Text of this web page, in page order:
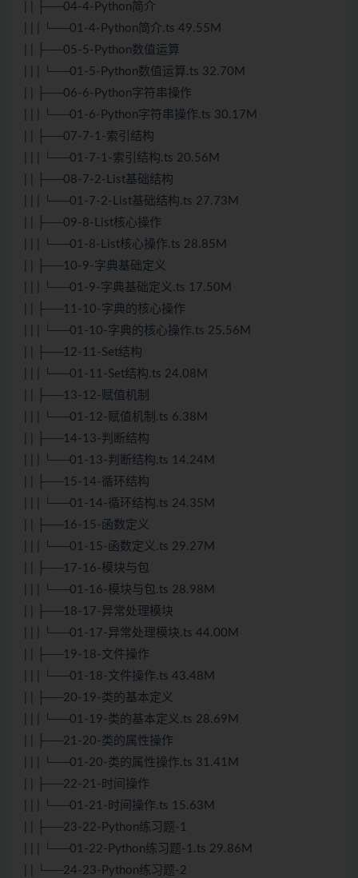
| | ├──04-4-Python简介
| | | └──01-4-Python简介.ts 49.55M
| | ├──05-5-Python数值运算
| | | └──01-5-Python数值运算.ts 32.70M
| | ├──06-6-Python字符串操作
| | | └──01-6-Python字符串操作.ts 30.17M
| | ├──07-7-1-索引结构
| | | └──01-7-1-索引结构.ts 20.56M
| | ├──08-7-2-List基础结构
| | | └──01-7-2-List基础结构.ts 27.73M
| | ├──09-8-List核心操作
| | | └──01-8-List核心操作.ts 28.85M
| | ├──10-9-字典基础定义
| | | └──01-9-字典基础定义.ts 17.50M
| | ├──11-10-字典的核心操作
| | | └──01-10-字典的核心操作.ts 25.56M
| | ├──12-11-Set结构
| | | └──01-11-Set结构.ts 24.08M
| | ├──13-12-赋值机制
| | | └──01-12-赋值机制.ts 6.38M
| | ├──14-13-判断结构
| | | └──01-13-判断结构.ts 14.24M
| | ├──15-14-循环结构
| | | └──01-14-循环结构.ts 24.35M
| | ├──16-15-函数定义
| | | └──01-15-函数定义.ts 29.27M
| | ├──17-16-模块与包
| | | └──01-16-模块与包.ts 28.98M
| | ├──18-17-异常处理模块
| | | └──01-17-异常处理模块.ts 44.00M
| | ├──19-18-文件操作
| | | └──01-18-文件操作.ts 43.48M
| | ├──20-19-类的基本定义
| | | └──01-19-类的基本定义.ts 28.69M
| | ├──21-20-类的属性操作
| | | └──01-20-类的属性操作.ts 31.41M
| | ├──22-21-时间操作
| | | └──01-21-时间操作.ts 15.63M
| | ├──23-22-Python练习题-1
| | | └──01-22-Python练习题-1.ts 29.86M
| | └──24-23-Python练习题-2